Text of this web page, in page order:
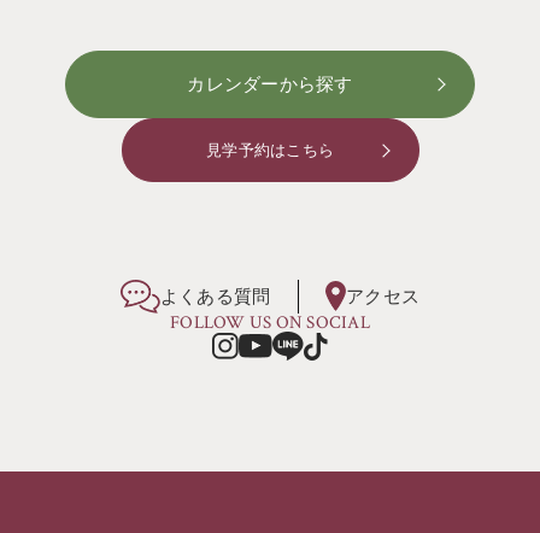
カレンダーから探す
見学予約はこちら
よくある質問 アクセス
FOLLOW US ON SOCIAL